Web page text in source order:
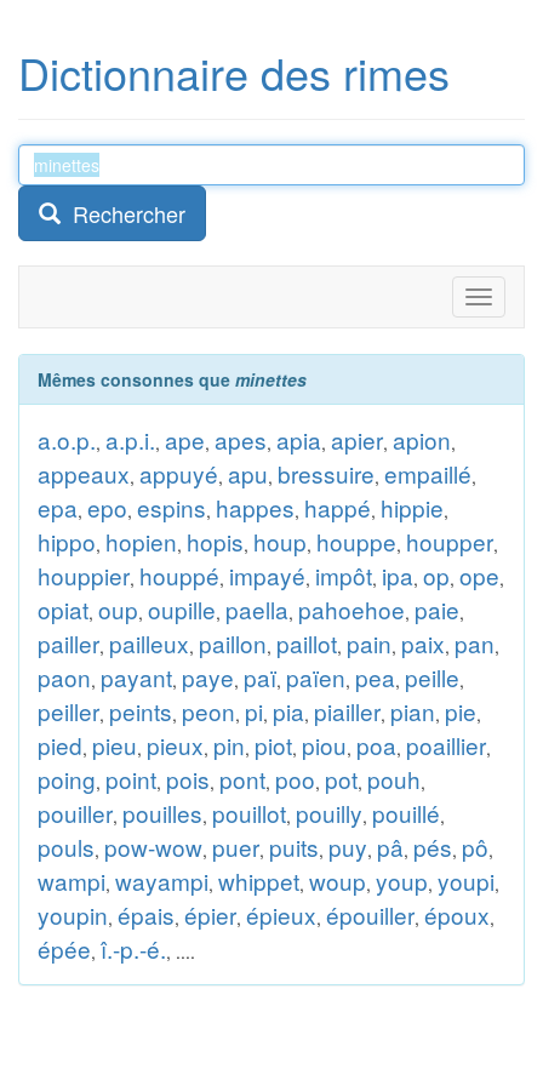
Dictionnaire des rimes
Rechercher
Toggle
Mêmes consonnes que minettes
a.o.p., a.p.i., ape, apes, apia, apier, apion,
appeaux, appuyé, apu, bressuire, empaillé,
epa, epo, espins, happes, happé, hippie,
hippo, hopien, hopis, houp, houppe, houpper,
houppier, houppé, impayé, impôt, ipa, op, ope,
opiat, oup, oupille, paella, pahoehoe, paie,
pailler, pailleux, paillon, paillot, pain, paix, pan,
paon, payant, paye, paï, païen, pea, peille,
peiller, peints, peon, pi, pia, piailler, pian, pie,
pied, pieu, pieux, pin, piot, piou, poa, poaillier,
poing, point, pois, pont, poo, pot, pouh,
pouiller, pouilles, pouillot, pouilly, pouillé,
pouls, pow-wow, puer, puits, puy, pâ, pés, pô,
wampi, wayampi, whippet, woup, youp, youpi,
youpin, épais, épier, épieux, épouiller, époux,
épée, î.-p.-é., ....